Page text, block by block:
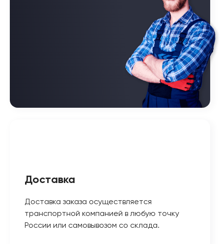
Доставка
Доставка заказа осуществляется
транспортной компанией в любую точку
России или самовывозом со склада.